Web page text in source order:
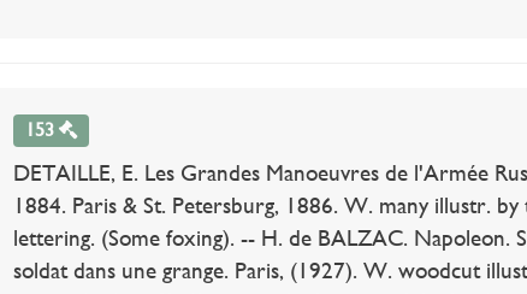
153
DETAILLE, E. Les Grandes Manoeuvres de l'Armée
1884. Paris & St. Petersburg, 1886. W. many illustr.
lettering. (Some foxing). -- H. de BALZAC. Napoleon.
soldat dans une grange. Paris, (1927). W. woodcut